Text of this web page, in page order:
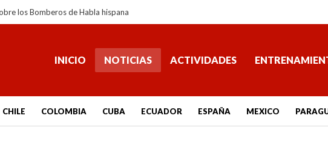
los Bomberos de Habla hispana
INICIO NOTICIAS ACTIVIDADES
CHILE COLOMBIA CUBA ECUADOR ESPAÑA MEXICO